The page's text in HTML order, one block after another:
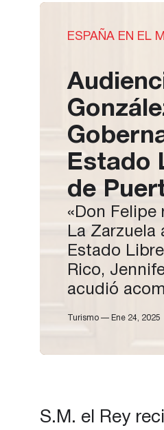
ESPAÑA EN EL
Estado
de
«Don Felipe
La Zarzuela
Estado
Rico,
acudió
el…
Turismo — Ene 24, 2025
S.M. el Rey